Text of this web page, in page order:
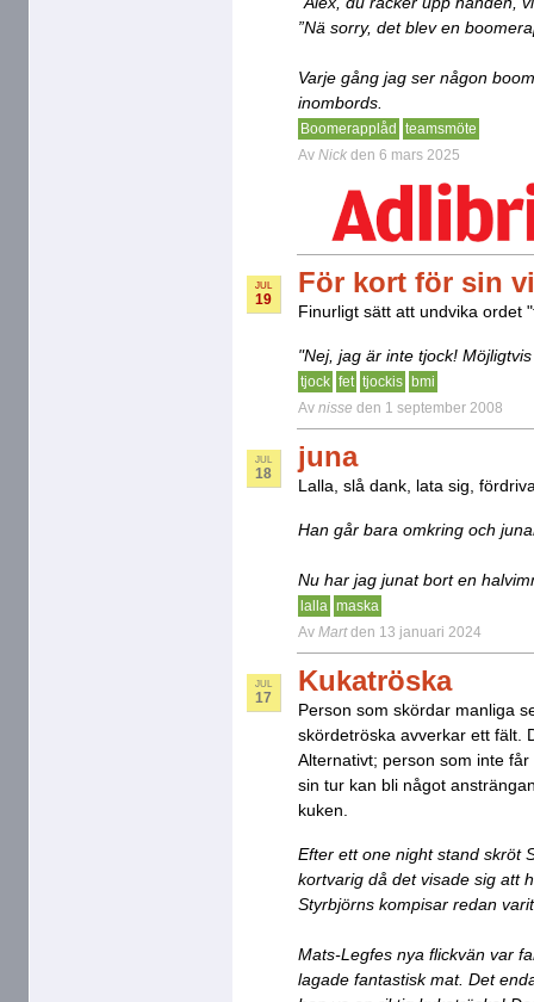
”Nä sorry, det blev en
Varje gång jag ser någon
inombords.
Boomerapplåd
teamsmöte
Av Nick den 6 mars 2025
JUL
19
För kort för sin
Finurligt sätt att undvika ordet
"Nej, jag är inte tjock!
tjock fet tjockis bmi
Av nisse den 1 september 2008
JUL
18
juna
Lalla, slå dank, lata sig,
Han går bara omkring och
Nu har jag junat bort en
lalla maska
Av Mart den 13 januari 2024
JUL
17
Kukatröska
Person som skördar manliga
skördetröska avverkar ett fält.
Alternativt; person som inte
sin tur kan bli något
kuken.
Efter ett one night stand skröt
kortvarig då det visade sig att
Styrbjörns kompisar redan
Mats-Legfes nya flickvän var
lagade fantastisk mat. Det